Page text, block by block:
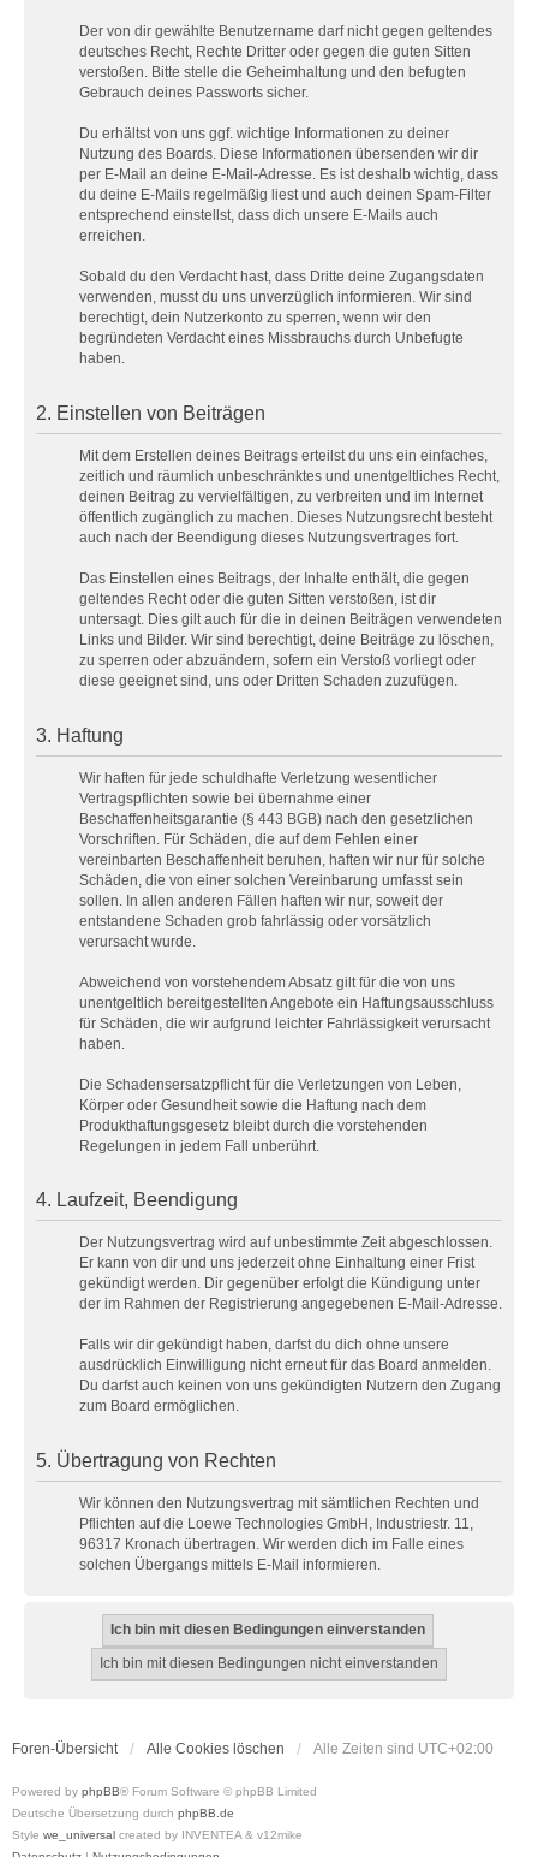
Der von dir gewählte Benutzername darf nicht gegen geltendes
deutsches Recht, Rechte Dritter oder gegen die guten Sitten
verstoßen. Bitte stelle die Geheimhaltung und den befugten
Gebrauch deines Passworts sicher.
Du erhältst von uns ggf. wichtige Informationen zu deiner
Nutzung des Boards. Diese Informationen übersenden wir dir
per E-Mail an deine E-Mail-Adresse. Es ist deshalb wichtig, dass
du deine E-Mails regelmäßig liest und auch deinen Spam-Filter
entsprechend einstellst, dass dich unsere E-Mails auch
erreichen.
Sobald du den Verdacht hast, dass Dritte deine Zugangsdaten
verwenden, musst du uns unverzüglich informieren. Wir sind
berechtigt, dein Nutzerkonto zu sperren, wenn wir den
begründeten Verdacht eines Missbrauchs durch Unbefugte
haben.
2. Einstellen von Beiträgen
Mit dem Erstellen deines Beitrags erteilst du uns ein einfaches,
zeitlich und räumlich unbeschränktes und unentgeltliches Recht,
deinen Beitrag zu vervielfältigen, zu verbreiten und im Internet
öffentlich zugänglich zu machen. Dieses Nutzungsrecht besteht
auch nach der Beendigung dieses Nutzungsvertrages fort.
Das Einstellen eines Beitrags, der Inhalte enthält, die gegen
geltendes Recht oder die guten Sitten verstoßen, ist dir
untersagt. Dies gilt auch für die in deinen Beiträgen verwendeten
Links und Bilder. Wir sind berechtigt, deine Beiträge zu löschen,
zu sperren oder abzuändern, sofern ein Verstoß vorliegt oder
diese geeignet sind, uns oder Dritten Schaden zuzufügen.
3. Haftung
Wir haften für jede schuldhafte Verletzung wesentlicher
Vertragspflichten sowie bei übernahme einer
Beschaffenheitsgarantie (§ 443 BGB) nach den gesetzlichen
Vorschriften. Für Schäden, die auf dem Fehlen einer
vereinbarten Beschaffenheit beruhen, haften wir nur für solche
Schäden, die von einer solchen Vereinbarung umfasst sein
sollen. In allen anderen Fällen haften wir nur, soweit der
entstandene Schaden grob fahrlässig oder vorsätzlich
verursacht wurde.
Abweichend von vorstehendem Absatz gilt für die von uns
unentgeltlich bereitgestellten Angebote ein Haftungsausschluss
für Schäden, die wir aufgrund leichter Fahrlässigkeit verursacht
haben.
Die Schadensersatzpflicht für die Verletzungen von Leben,
Körper oder Gesundheit sowie die Haftung nach dem
Produkthaftungsgesetz bleibt durch die vorstehenden
Regelungen in jedem Fall unberührt.
4. Laufzeit, Beendigung
Der Nutzungsvertrag wird auf unbestimmte Zeit abgeschlossen.
Er kann von dir und uns jederzeit ohne Einhaltung einer Frist
gekündigt werden. Dir gegenüber erfolgt die Kündigung unter
der im Rahmen der Registrierung angegebenen E-Mail-Adresse.
Falls wir dir gekündigt haben, darfst du dich ohne unsere
ausdrücklich Einwilligung nicht erneut für das Board anmelden.
Du darfst auch keinen von uns gekündigten Nutzern den Zugang
zum Board ermöglichen.
5. Übertragung von Rechten
Wir können den Nutzungsvertrag mit sämtlichen Rechten und
Pflichten auf die Loewe Technologies GmbH, Industriestr. 11,
96317 Kronach übertragen. Wir werden dich im Falle eines
solchen Übergangs mittels E-Mail informieren.
Foren-Übersicht Alle Cookies löschen Alle Zeiten sind UTC+02:00
Powered by phpBB® Forum Software © phpBB Limited
Deutsche Übersetzung durch phpBB.de
Style we_universal created by INVENTEA & v12mike